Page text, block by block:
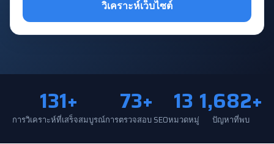
วิเคราะห์เว็บไซต์
131+
การวิเคราะห์ที่เสร็จสมบูรณ์
73+
การตรวจสอบ SEO
13
หมวดหมู่
1,682+
ปัญหาที่พบ